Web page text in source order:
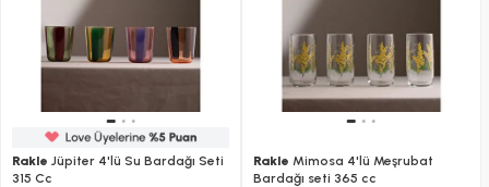
Rakle Jüpiter 4'lü Su Bardağı Seti
315 Cc
Rakle Mimosa 4'lü Meşrubat
Bardağı seti 365 cc